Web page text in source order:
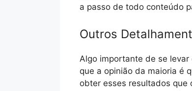
a passo de todo conteúdo
Outros
Algo importante de se
que a opinião da maioria é
obter esses resultados que